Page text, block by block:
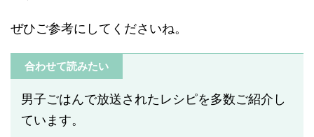
ぜひご参考にしてくださいね。
合わせて読みたい
男子ごはんで放送されたレシピを多数ご紹介し
ています。